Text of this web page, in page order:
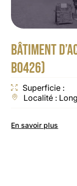
BÂTIMENT
B0426)
Superficie :
Localité :
En savoir plus